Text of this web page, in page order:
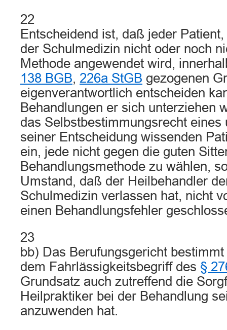
22
Entscheidend ist, daß jeder
der Schulmedizin nicht oder noch
Methode angewendet wird,
138 BGB, 226a StGB gezogenen
eigenverantwortlich entscheiden
Behandlungen er sich unterziehen
das Selbstbestimmungsrecht eines
seiner Entscheidung wissenden
ein, jede nicht gegen die guten
Behandlungsmethode zu wählen,
Umstand, daß der Heilbehandler
Schulmedizin verlassen hat, nicht
einen Behandlungsfehler
23
bb) Das Berufungsgericht
dem Fahrlässigkeitsbegriff des §
Grundsatz auch zutreffend die
Heilpraktiker bei der Behandlung
anzuwenden hat.